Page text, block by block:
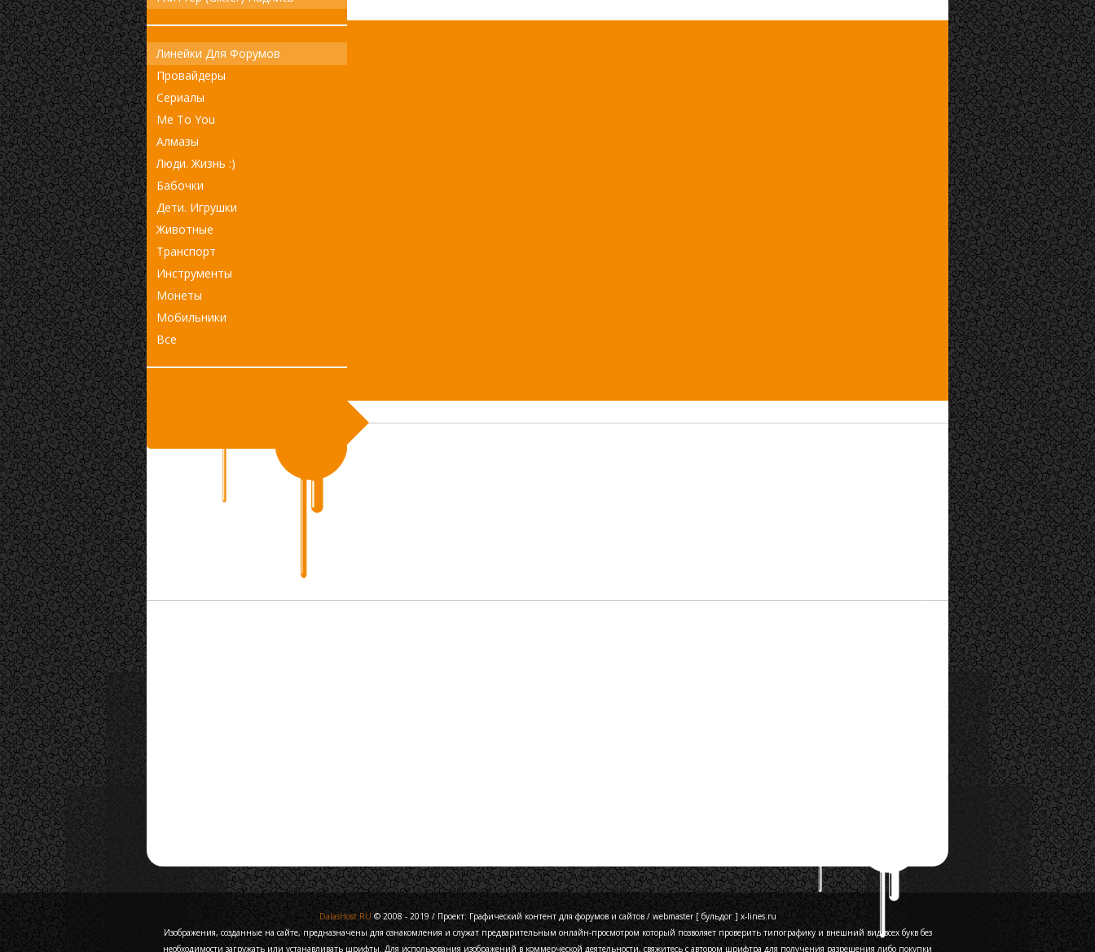
Линейки Для Форумов
Провайдеры
Сериалы
Me To You
Алмазы
Люди. Жизнь :)
Бабочки
Дети. Игрушки
Животные
Транспорт
Инструменты
Монеты
Мобильники
Все
DalasHost.RU © 2008 - 2019 / Проект: Графический контент для форумов и сайтов / webmaster [ бульдог ] x-lines.ru
Изображения, созданные на сайте, предназначены для ознакомления и служат предварительным онлайн-просмотром который позволяет проверить типографику и внешний вид всех букв без
необходимости загружать или устанавливать шрифты. Для использования изображений в коммерческой деятельности, свяжитесь с автором шрифтра для получения разрешения либо покупки